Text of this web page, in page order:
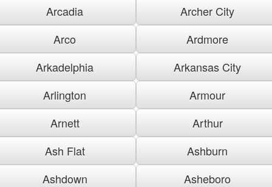
Arcadia
Archer City
Arco
Ardmore
Arkadelphia
Arkansas City
Arlington
Armour
Arnett
Arthur
Ash Flat
Ashburn
Ashdown
Asheboro